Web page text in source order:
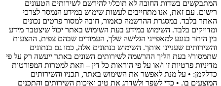
המתבקשים בשדות החובה לא תוכל/י להירשם לשירותים הטעונים
רישום. עם זאת, אנו מתחייבים לעשות שימוש במידע הנמסר לצרכי
האתר בלבד. במסגרת ההרשמה כאמור, חובה למסור פרטים נכונים
ומדויקים בלבד. השימוש במידע בעת השימוש באתר יכול שיצטבר מידע
בין היתר בנוגע למאפייני הגלישה שלך, העמודים שבהם צפית, ההצעות
והשירותים שעניינו אותך. השימוש בנתונים אלה, כמו גם בנתונים
שתמסור/י בעת הליך ההרשמה לשירותים השונים באתר ייעשה רק על פי
מדיניות פרטיות זו ו/או על פי הוראות כל דין – וזאת למטרות המפורטות
כדלקמן: • על מנת לאפשר את השימוש באתר, תכניו והשירותים
המוצעים בו. • כדי לשפר ולשדרג את טיב ואיכות השירותים והתכנים